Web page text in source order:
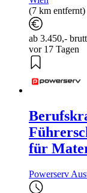
(7 km entfernt)
ab 3.450,-
vor 17 Tagen
für
Powerserv